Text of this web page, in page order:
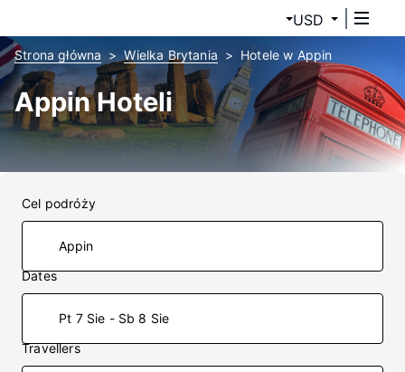
USD
Strona główna Wielka Brytania Hotele w Appin
Appin Hoteli
Cel podróży
Dates
Pt 7 Sie - Sb 8 Sie
Travellers